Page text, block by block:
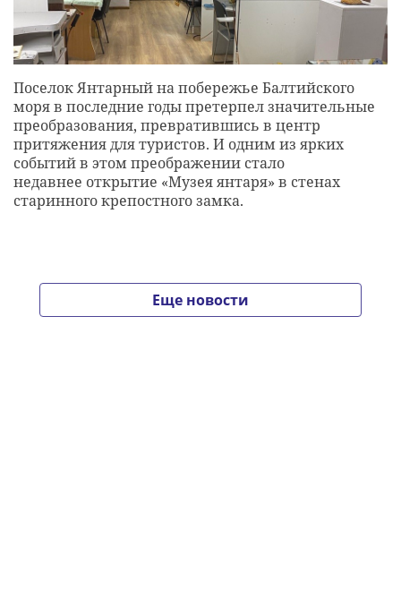
Поселок Янтарный на побережье Балтийского
моря в последние годы претерпел значительные
преобразования, превратившись в центр
притяжения для туристов. И одним из ярких
событий в этом преображении стало
недавнее открытие «Музея янтаря» в стенах
старинного крепостного замка.
Еще новости